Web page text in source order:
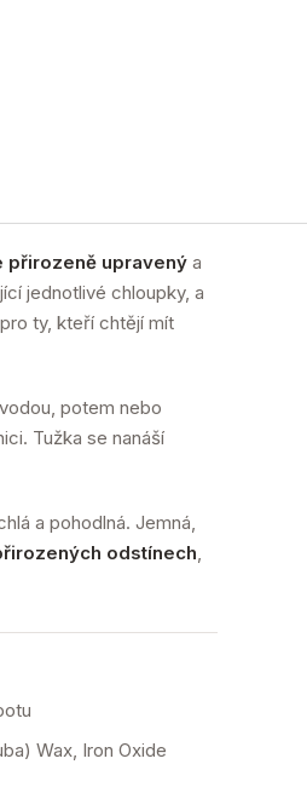
přirozeně upravený a
jednotlivé chloupky, a
ty, kteří chtějí mít
potem nebo
Tužka se nanáší
a pohodlná. Jemná,
odstínech,
Wax, Iron Oxide